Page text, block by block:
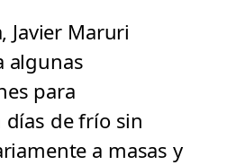
Javier Maruri
algunas
para
de frío sin
a masas y